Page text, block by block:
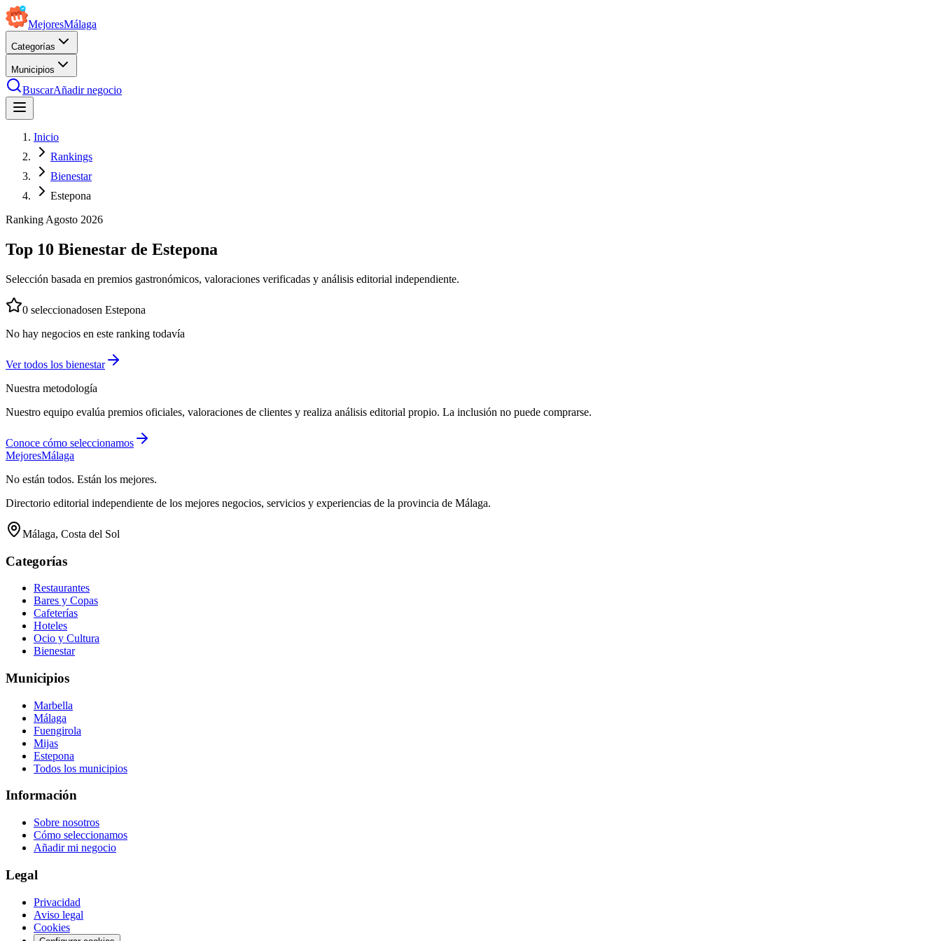
MejoresMálaga
Categorías
Municipios
BuscarAñadir negocio
Inicio
Rankings
Bienestar
Estepona
Ranking Agosto 2026
Top 10 Bienestar de Estepona
Selección basada en premios gastronómicos, valoraciones verificadas y análisis editorial independiente.
0 seleccionadosen Estepona
No hay negocios en este ranking todavía
Ver todos los bienestar
Nuestra metodología
Nuestro equipo evalúa premios oficiales, valoraciones de clientes y realiza análisis editorial propio. La inclusión no puede comprarse.
Conoce cómo seleccionamos
MejoresMálaga
No están todos. Están los mejores.
Directorio editorial independiente de los mejores negocios, servicios y experiencias de la provincia de Málaga.
Málaga, Costa del Sol
Categorías
Restaurantes
Bares y Copas
Cafeterías
Hoteles
Ocio y Cultura
Bienestar
Municipios
Marbella
Málaga
Fuengirola
Mijas
Estepona
Todos los municipios
Información
Sobre nosotros
Cómo seleccionamos
Añadir mi negocio
Legal
Privacidad
Aviso legal
Cookies